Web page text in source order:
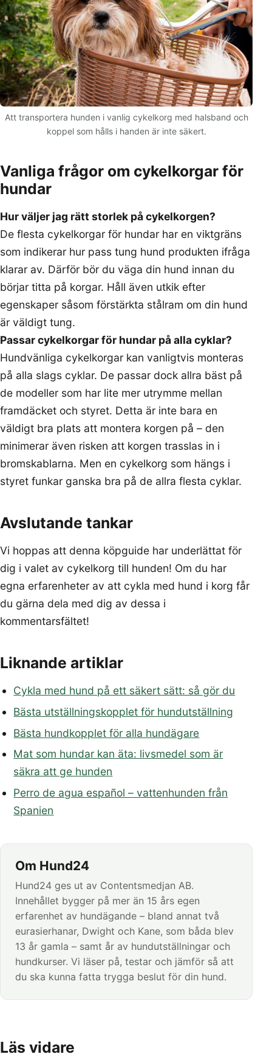
Att transportera hunden i vanlig cykelkorg med halsband och
koppel som hålls i handen är inte säkert.
Vanliga frågor om cykelkorgar för
hundar
Hur väljer jag rätt storlek på cykelkorgen?
De flesta cykelkorgar för hundar har en viktgräns
som indikerar hur pass tung hund produkten ifråga
klarar av. Därför bör du väga din hund innan du
börjar titta på korgar. Håll även utkik efter
egenskaper såsom förstärkta stålram om din hund
är väldigt tung.
Passar cykelkorgar för hundar på alla cyklar?
Hundvänliga cykelkorgar kan vanligtvis monteras
på alla slags cyklar. De passar dock allra bäst på
de modeller som har lite mer utrymme mellan
framdäcket och styret. Detta är inte bara en
väldigt bra plats att montera korgen på – den
minimerar även risken att korgen trasslas in i
bromskablarna. Men en cykelkorg som hängs i
styret funkar ganska bra på de allra flesta cyklar.
Avslutande tankar
Vi hoppas att denna köpguide har underlättat för
dig i valet av cykelkorg till hunden! Om du har
egna erfarenheter av att cykla med hund i korg får
du gärna dela med dig av dessa i
kommentarsfältet!
Liknande artiklar
Cykla med hund på ett säkert sätt: så gör du
Bästa utställningskopplet för hundutställning
Bästa hundkopplet för alla hundägare
Mat som hundar kan äta: livsmedel som är
säkra att ge hunden
Perro de agua español – vattenhunden från
Spanien
Om Hund24
Hund24 ges ut av Contentsmedjan AB.
Innehållet bygger på mer än 15 års egen
erfarenhet av hundägande – bland annat två
eurasierhanar, Dwight och Kane, som båda blev
13 år gamla – samt år av hundutställningar och
hundkurser. Vi läser på, testar och jämför så att
du ska kunna fatta trygga beslut för din hund.
Läs vidare